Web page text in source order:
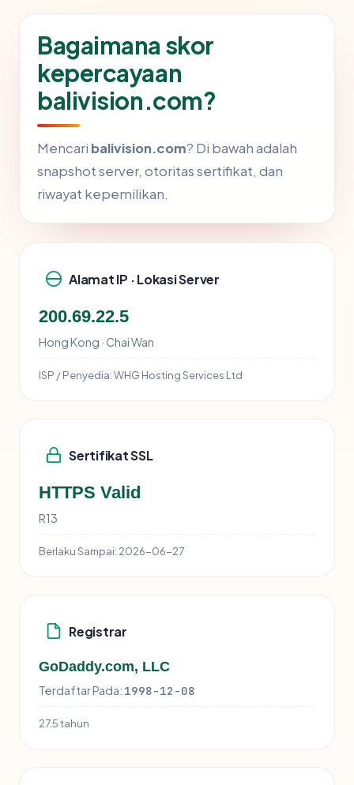
Bagaimana skor
kepercayaan
balivision.com?
Mencari balivision.com? Di bawah adalah
snapshot server, otoritas sertifikat, dan
riwayat kepemilikan.
Alamat IP · Lokasi Server
200.69.22.5
Hong Kong · Chai Wan
ISP / Penyedia:WHG Hosting Services Ltd
Sertifikat SSL
HTTPS Valid
R13
Berlaku Sampai: 2026-06-27
Registrar
GoDaddy.com, LLC
Terdaftar Pada: 1998-12-08
27.5 tahun